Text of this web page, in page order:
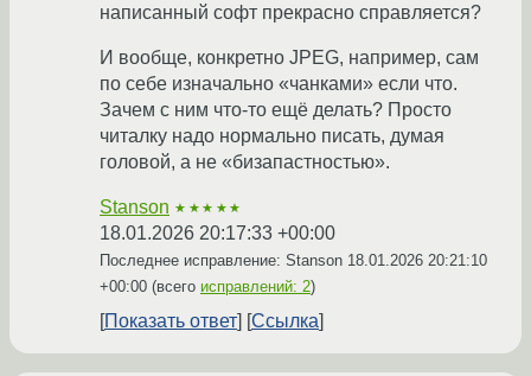
написанный софт прекрасно справляется?
И вообще, конкретно JPEG, например, сам
по себе изначально «чанками» если что.
Зачем с ним что-то ещё делать? Просто
читалку надо нормально писать, думая
головой, а не «бизапастностью».
Stanson ★★★★★
18.01.2026 20:17:33 +00:00
Последнее исправление: Stanson 18.01.2026 20:21:10
+00:00 (всего исправлений: 2)
Показать ответ Ссылка